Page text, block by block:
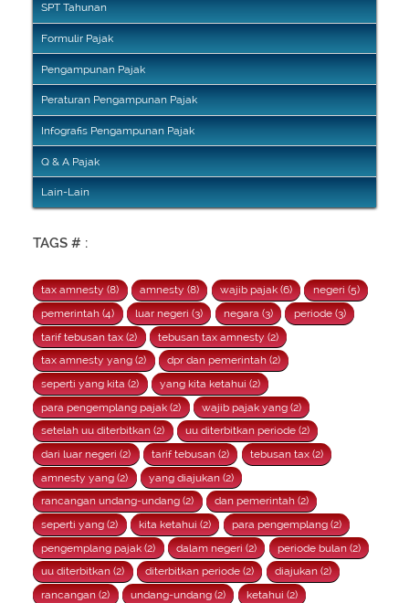
SPT Tahunan
Formulir Pajak
Pengampunan Pajak
Peraturan Pengampunan Pajak
Infografis Pengampunan Pajak
Q & A Pajak
Lain-Lain
TAGS # :
tax amnesty (8) amnesty (8) wajib pajak (6)
negeri (5)
pemerintah (4)
luar negeri (3) negara (3)
periode (3)
tarif tebusan tax (2)
tebusan tax amnesty (2)
tax amnesty yang (2)
dpr dan pemerintah (2)
seperti yang kita (2)
yang kita ketahui (2)
para pengemplang pajak (2)
wajib pajak yang (2)
setelah uu diterbitkan (2)
uu diterbitkan periode (2)
dari luar negeri (2)
tarif tebusan (2)
tebusan tax (2)
amnesty yang (2)
yang diajukan (2)
rancangan undang-undang (2)
dan pemerintah (2)
seperti yang (2)
kita ketahui (2)
para pengemplang (2)
pengemplang pajak (2)
dalam negeri (2)
periode bulan (2)
uu diterbitkan (2)
diterbitkan periode (2)
diajukan (2)
rancangan (2)
undang-undang (2)
ketahui (2)